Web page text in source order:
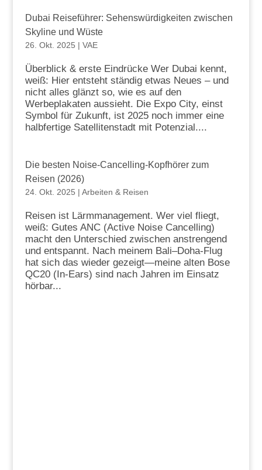
Dubai Reiseführer: Sehenswürdigkeiten zwischen
Skyline und Wüste
26. Okt. 2025 | VAE
Überblick & erste Eindrücke Wer Dubai kennt,
weiß: Hier entsteht ständig etwas Neues – und
nicht alles glänzt so, wie es auf den
Werbeplakaten aussieht. Die Expo City, einst
Symbol für Zukunft, ist 2025 noch immer eine
halbfertige Satellitenstadt mit Potenzial....
Die besten Noise-Cancelling-Kopfhörer zum
Reisen (2026)
24. Okt. 2025 | Arbeiten & Reisen
Reisen ist Lärmmanagement. Wer viel fliegt,
weiß: Gutes ANC (Active Noise Cancelling)
macht den Unterschied zwischen anstrengend
und entspannt. Nach meinem Bali–Doha-Flug
hat sich das wieder gezeigt—meine alten Bose
QC20 (In-Ears) sind nach Jahren im Einsatz
hörbar...